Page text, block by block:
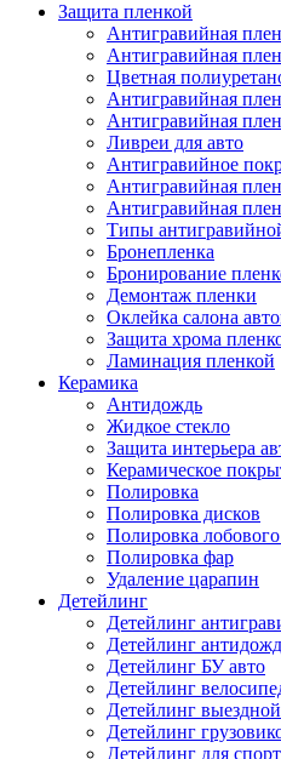
Защита пленкой
Антигравийная
Антигравийная
Цветная
Антигравийная
Антигравийная
Ливреи для авто
Антигравийное
Антигравийная
Антигравийная
Типы
Бронепленка
Бронирование
Демонтаж пленки
Оклейка салона
Защита хрома
Ламинация пленкой
Керамика
Антидождь
Жидкое стекло
Защита интерьера
Керамическое
Полировка
Полировка дисков
Полировка лобового
Полировка фар
Удаление царапин
Детейлинг
Детейлинг
Детейлинг
Детейлинг БУ авто
Детейлинг
Детейлинг выездной
Детейлинг
Детейлинг для